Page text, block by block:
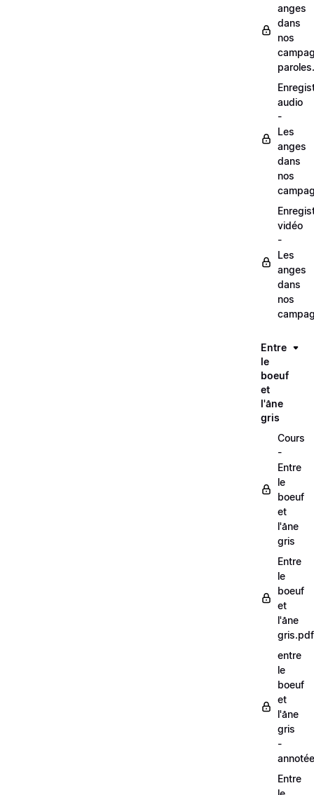
anges
dans
nos
audio
-
Les
anges
dans
nos
vidéo
-
Les
anges
dans
nos
Entre
le
boeuf
et
l'âne
gris
Cours
-
Entre
le
boeuf
et
l'âne
gris
Entre
le
boeuf
et
l'âne
gris.pdf
entre
le
boeuf
et
l'âne
gris
-
Entre